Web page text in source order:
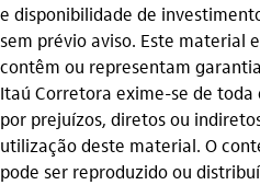
e disponibilidade de
sem prévio aviso. Este material
contêm ou representam
Itaú Corretora exime-se de
por prejuízos, diretos ou
utilização deste material. O
pode ser reproduzido ou